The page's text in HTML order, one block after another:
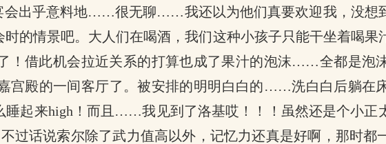
会出乎意料地……很无聊……我还以为他们真要欢迎我，没想
情景吧。大人们在喝酒，我们这种小孩子只能干坐着喝果
借此机会拉近关系的打算也成了果汁的泡沫……全都是泡
宫殿的一间客厅了。被安排的明明白白的……洗白白后躺在
睡起来high！而且……我见到了洛基哎！！！虽然还是个小
过话说索尔除了武力值高以外，记忆力还真是好啊，那时都